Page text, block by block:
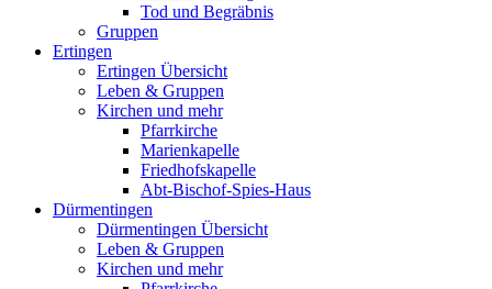
Tod und Begräbnis
Gruppen
Ertingen
Ertingen Übersicht
Leben & Gruppen
Kirchen und mehr
Pfarrkirche
Marienkapelle
Friedhofskapelle
Abt-Bischof-Spies-Haus
Dürmentingen
Dürmentingen Übersicht
Leben & Gruppen
Kirchen und mehr